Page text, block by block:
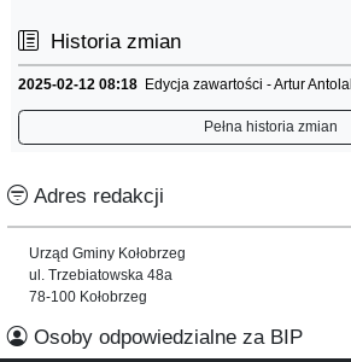
Historia zmian
2025-02-12 08:18 Edycja zawartości - Artur
Pełna historia zmian
Adres redakcji
Urząd Gminy Kołobrzeg
ul. Trzebiatowska 48a
78-100 Kołobrzeg
Osoby odpowiedzialne za BIP